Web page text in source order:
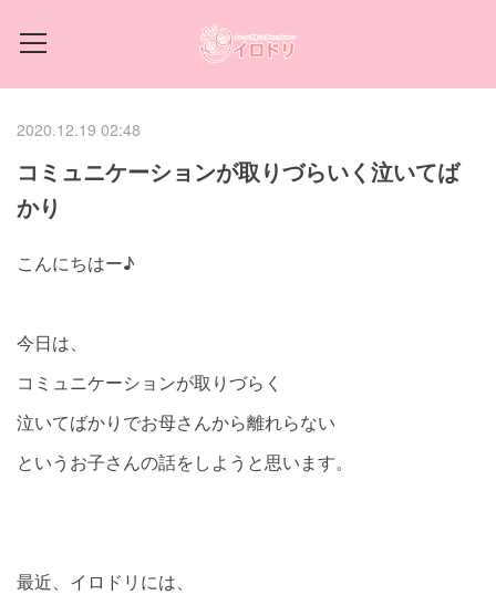
2020.12.19 02:48
コミュニケーションが取りづらいく泣いてば
かり
こんにちはー♪
今日は、
コミュニケーションが取りづらく
泣いてばかりでお母さんから離れらない
というお子さんの話をしようと思います。
最近、イロドリには、